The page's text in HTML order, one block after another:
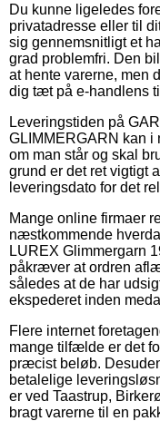
Du kunne ligeledes
privatadresse eller til
sig gennemsnitligt et
grad problemfri. Den
at hente varerne, men
dig tæt på e-handlens
Leveringstiden på
GLIMMERGARN kan
om man står og skal
grund er det ret vigtigt
leveringsdato for det
Mange online firmaer
næstkommende
LUREX Glimmergarn
påkræver at ordren
således at de har
ekspederet inden
Flere internet
mange tilfælde er det
præcist beløb.
betalelige
er ved Taastrup,
bragt varerne til en